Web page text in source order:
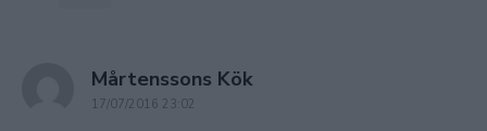
Mårtenssons Köksays:
17/07/2016 23:02